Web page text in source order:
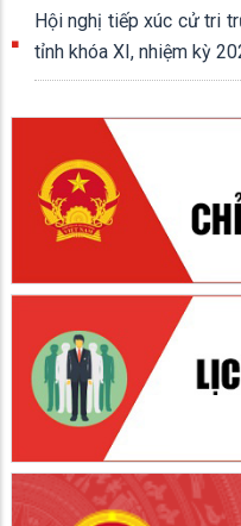
Hội nghị tiếp xúc cử tri
tỉnh khóa XI, nhiệm kỳ